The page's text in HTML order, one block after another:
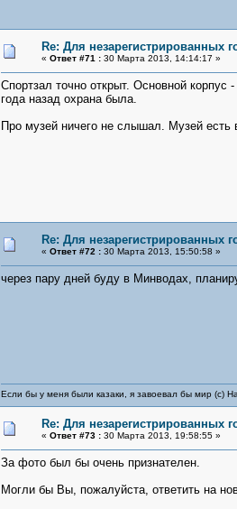
Re: Для незарегистрированных
« Ответ #71 :30 Марта 2013, 14:14:17 »
Спортзал точно открыт. Основной
года назад охрана была.
Про музей ничего не слышал. Музей есть
Re: Для незарегистрированных
« Ответ #72 :30 Марта 2013, 15:50:58 »
через пару дней буду в Минводах,
Если бы у меня были казаки, я завоевал бы мир (с)
Re: Для незарегистрированных
« Ответ #73 :30 Марта 2013, 19:58:55 »
За фото был бы очень признателен.
Могли бы Вы, пожалуйста, ответить на